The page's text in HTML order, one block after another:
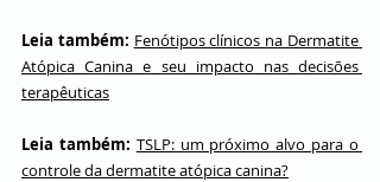
Leia também: Fenótipos clínicos na Dermatite
Atópica Canina e seu impacto nas decisões
terapêuticas
Leia também: TSLP: um próximo alvo para o
controle da dermatite atópica canina?